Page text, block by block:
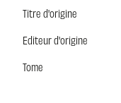
Titre d'origine
Editeur d'origine
Tome